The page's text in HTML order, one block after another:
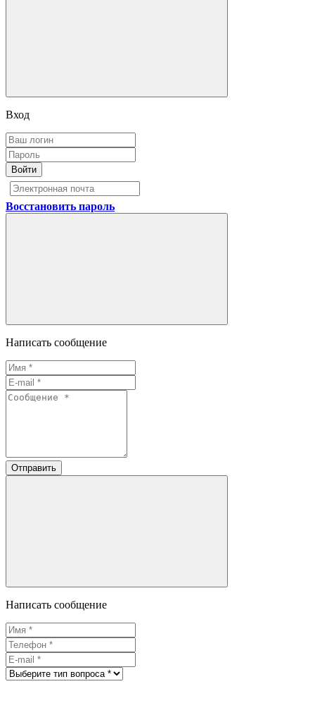
Вход
Войти
Восстановить пароль
Написать сообщение
Отправить
Написать сообщение